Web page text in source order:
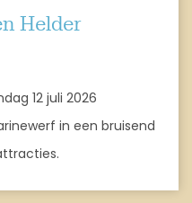
Helder
12 juli 2026
in een bruisend